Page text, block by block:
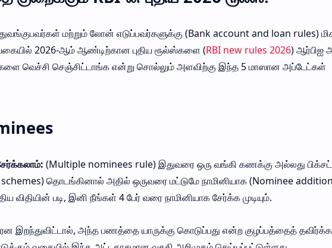
மற்றும் லோன் எடுப்பவர்களுக்கு (Bank account and loan rules)
2026-ஆம் ஆண்டிற்கான புதிய ரூல்ஸ்களை (RBI new rules 2026) ஆர்பிஐ
வெச்சி செஞ்சிட்டாங்க என்று சொல்லும் அளவிற்கு இந்த 5 மாஸான அப்டேட்கள்
(Multiple nominees rule) இதுவரை ஒரு வங்கி கணக்கு அல்லது பிக்சட்
schemes) தொடங்கினால் அதில் ஒருவரை மட்டுமே நாமினியாக (Nominee
விதியின் படி, இனி நீங்கள் 4 பேர் வரை நாமினியாக சேர்க்க முடியும்.
இறந்துவிட்டால், அந்த பணத்தை யாருக்கு கொடுப்பது என்ற குழப்பத்தைத்